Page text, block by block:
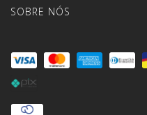
SOBRE NÓS